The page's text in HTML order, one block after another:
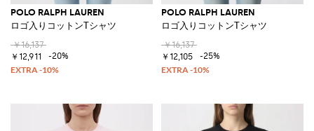
POLO RALPH LAUREN
ロゴ入りコットンTシャツ
￥16,137
￥12,911
-20%
POLO RALPH LAUREN
ロゴ入りコットンTシャツ
￥16,137
￥12,105
-25%